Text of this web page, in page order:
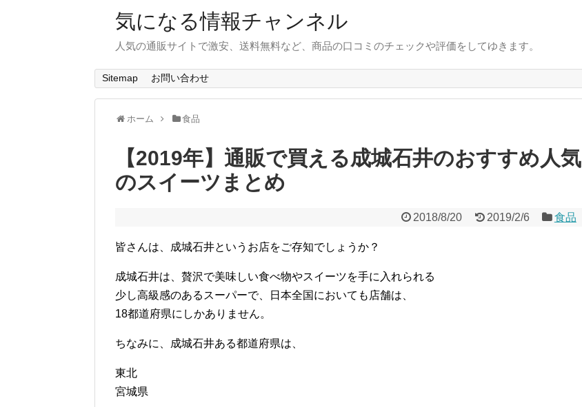
気になる情報チャンネル
人気の通販サイトで激安、送料無料など、商品の口コミのチェックや評価をしてゆきます。
Sitemap お問い合わせ
ホーム 食品
【2019年】通販で買える成城石井のおすすめ人気
のスイーツまとめ
2018/8/20 2019/2/6 食品
皆さんは、成城石井というお店をご存知でしょうか？
成城石井は、贅沢で美味しい食べ物やスイーツを手に入れられる
少し高級感のあるスーパーで、日本全国においても店舗は、
18都道府県にしかありません。
ちなみに、成城石井ある都道府県は、
東北
宮城県